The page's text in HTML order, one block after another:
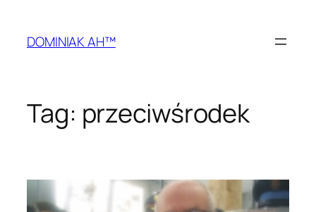
treściDOMINIAK AH™
Tag: przeciwśrodek